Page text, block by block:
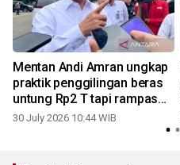
Mentan Andi Amran ungkap
praktik penggilingan beras
untung Rp2 T tapi rampas
hak rakyat
30 July 2026 10:44 WIB